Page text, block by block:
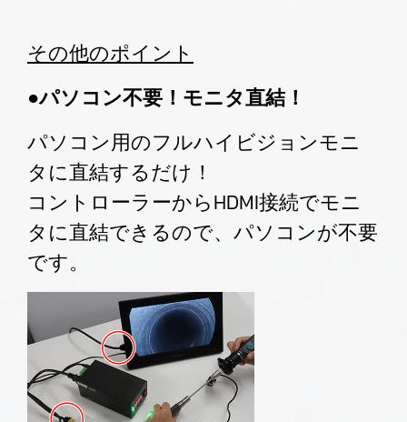
その他のポイント
●パソコン不要！モニタ直結！
パソコン用のフルハイビジョンモニ
タに直結するだけ！
コントローラーからHDMI接続でモニ
タに直結できるので、パソコンが不要
です。